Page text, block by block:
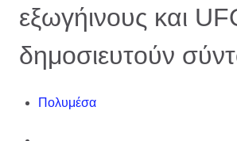
εξωγήινους και
δημοσιευτούν
Πολυμέσα